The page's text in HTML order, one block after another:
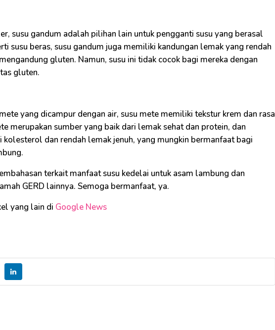
susu gandum adalah pilihan lain untuk pengganti susu yang berasal
susu beras, susu gandum juga memiliki kandungan lemak yang rendah
gluten. Namun, susu ini tidak cocok bagi mereka dengan
gluten.
yang dicampur dengan air, susu mete memiliki tekstur krem dan rasa
merupakan sumber yang baik dari lemak sehat dan protein, dan
kolesterol dan rendah lemak jenuh, yang mungkin bermanfaat bagi
terkait manfaat susu kedelai untuk asam lambung dan
GERD lainnya. Semoga bermanfaat, ya.
yang lain di Google News